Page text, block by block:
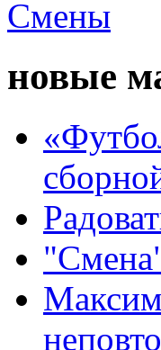
новые